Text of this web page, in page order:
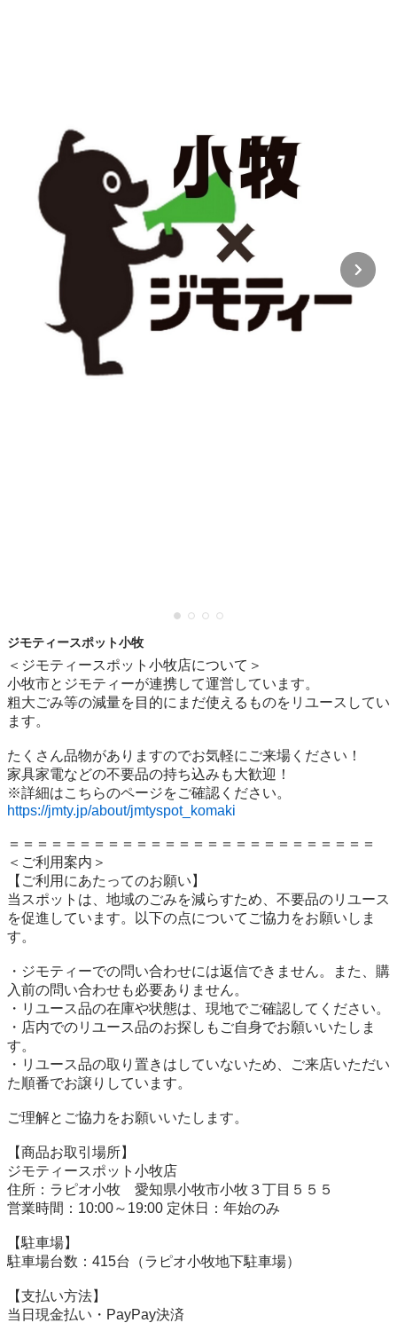
ジモティースポット小牧
＜ジモティースポット小牧店について＞
小牧市とジモティーが連携して運営しています。
粗⼤ごみ等の減量を⽬的にまだ使えるものをリユースしてい
ます。
たくさん品物がありますのでお気軽にご来場ください！
家具家電などの不要品の持ち込みも大歓迎！
https://jmty.jp/about/jmtyspot_komaki
＝＝＝＝＝＝＝＝＝＝＝＝＝＝＝＝＝＝＝＝＝＝＝＝＝＝
＜ご利用案内＞
【ご利用にあたってのお願い】
当スポットは、地域のごみを減らすため、不要品のリユース
を促進しています。以下の点についてご協力をお願いしま
す。
・ジモティーでの問い合わせには返信できません。また、購
入前の問い合わせも必要ありません。
・リユース品の在庫や状態は、現地でご確認してください。
・店内でのリユース品のお探しもご自身でお願いいたしま
す。
・リユース品の取り置きはしていないため、ご来店いただい
た順番でお譲りしています。
ご理解とご協力をお願いいたします。
【商品お取引場所】
ジモティースポット小牧店
住所：ラピオ小牧　愛知県小牧市小牧３丁目５５５
営業時間：10:00～19:00 定休日：年始のみ
【駐⾞場】
駐車場台数：415台（ラピオ小牧地下駐車場）
【⽀払い⽅法】
当日現金払い・PayPay決済